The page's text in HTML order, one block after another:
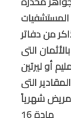
من دفاتر
التى
أو ليرتين
التى
مادة 16